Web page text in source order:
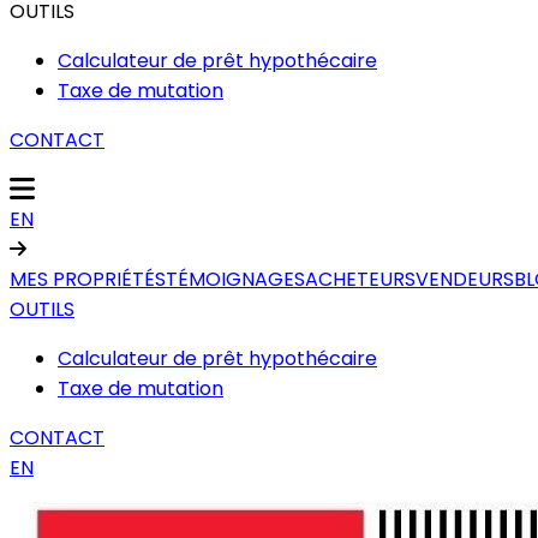
OUTILS
Calculateur de prêt hypothécaire
Taxe de mutation
CONTACT
EN
MES PROPRIÉTÉSTÉMOIGNAGESACHETEURSVENDEURS
OUTILS
Calculateur de prêt hypothécaire
Taxe de mutation
CONTACT
EN